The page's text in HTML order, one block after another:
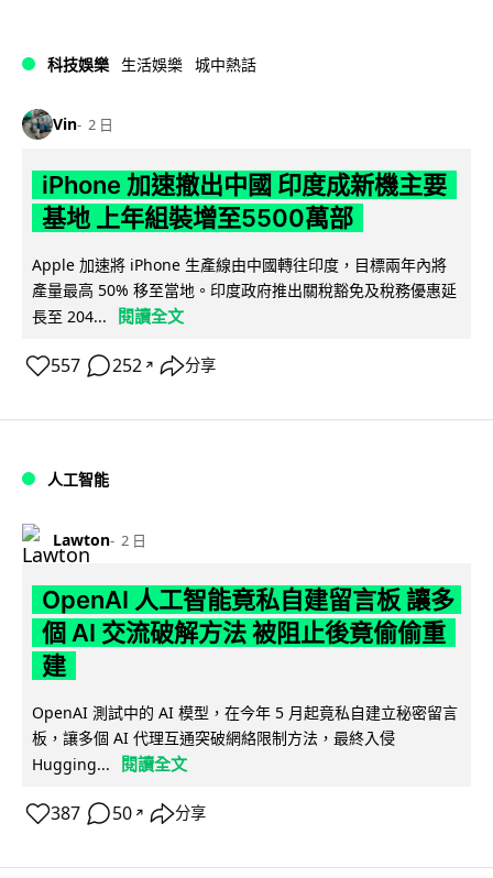
科技娛樂 生活娛樂 城中熱話
Vin 2 日
iPhone 加速撤出中國 印度成新機主要
基地 上年組裝增至5500萬部
Apple 加速將 iPhone 生產線由中國轉往印度，目標兩年內將
產量最高 50% 移至當地。印度政府推出關稅豁免及稅務優惠延
長至 204...
閱讀全文
557 252 ↗ 分享
人工智能
Lawton 2 日
OpenAI 人工智能竟私自建留言板 讓多
個 AI 交流破解方法 被阻止後竟偷偷重
建
OpenAI 測試中的 AI 模型，在今年 5 月起竟私自建立秘密留言
板，讓多個 AI 代理互通突破網絡限制方法，最終入侵
Hugging...
閱讀全文
387 50 ↗ 分享